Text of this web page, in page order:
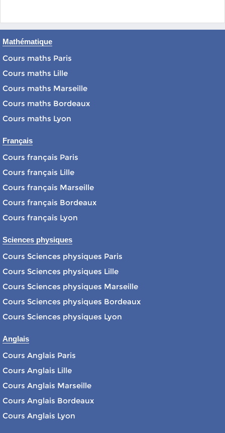
Mathématique
Cours maths Paris
Cours maths Lille
Cours maths Marseille
Cours maths Bordeaux
Cours maths Lyon
Français
Cours français Paris
Cours français Lille
Cours français Marseille
Cours français Bordeaux
Cours français Lyon
Sciences physiques
Cours Sciences physiques Paris
Cours Sciences physiques Lille
Cours Sciences physiques Marseille
Cours Sciences physiques Bordeaux
Cours Sciences physiques Lyon
Anglais
Cours Anglais Paris
Cours Anglais Lille
Cours Anglais Marseille
Cours Anglais Bordeaux
Cours Anglais Lyon